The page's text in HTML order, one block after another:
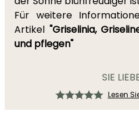
Für weitere
Artikel "Griselinia,
und pflegen"
SIE
Lesen